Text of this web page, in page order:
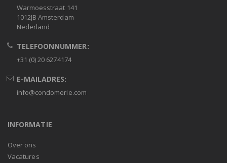
Warmoesstraat 141
1012JB Amsterdam
Nederland
TELEFOONNUMMER:
+31 (0) 20 6274174
E-MAILADRES:
info@condomerie.com
INFORMATIE
Over ons
Vacatures